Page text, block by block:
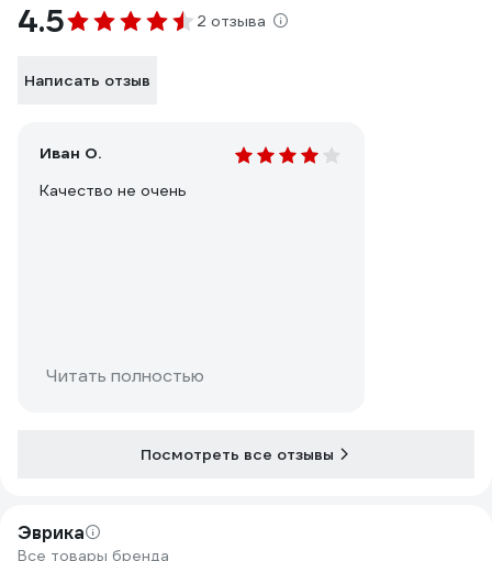
4.5 2 отзыва
Написать отзыв
Иван О.
Качество не очень
Читать полностью
Посмотреть все отзывы
Эврика
Все товары бренда